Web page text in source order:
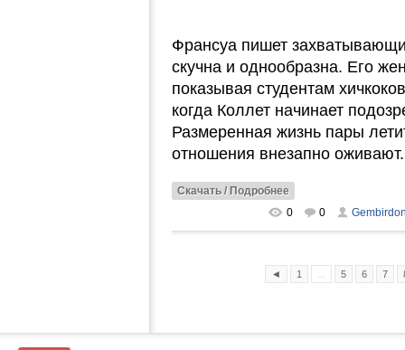
Франсуа пишет
скучна и однообразна. Его
показывая студентам
когда Коллет начинает
Размеренная жизнь пары
отношения внезапно оживают.
Скачать / Подробнее
0
0
◄ 1 5 6 7